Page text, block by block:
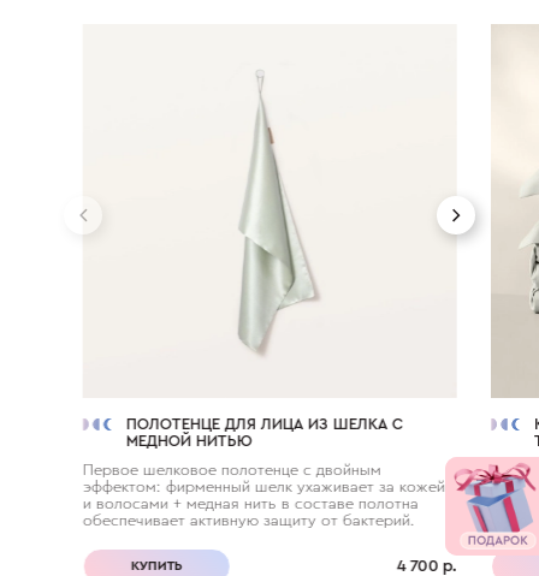
ПОЛОТЕНЦЕ ДЛЯ ЛИЦА ИЗ ШЕЛКА С
МЕДНОЙ НИТЬЮ
Первое шелковое полотенце с двойным
эффектом: фирменный шелк ухаживает за кожей
и волосами + медная нить в составе полотна
обеспечивает активную защиту от бактерий.
КУПИТЬ 4 700 р.
белья